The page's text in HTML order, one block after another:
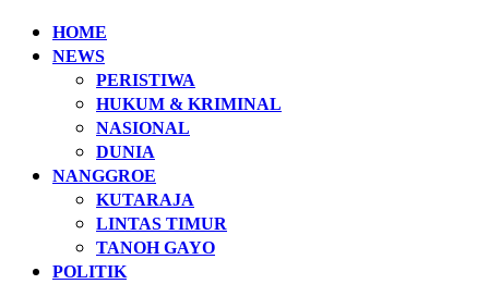
HOME
NEWS
PERISTIWA
HUKUM & KRIMINAL
NASIONAL
DUNIA
NANGGROE
KUTARAJA
LINTAS TIMUR
TANOH GAYO
POLITIK